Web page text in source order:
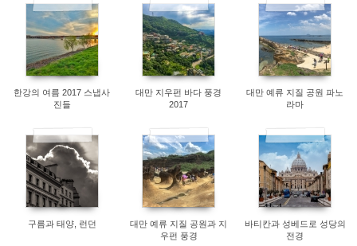
7995
한강의 여름 2017 스냅사
진들
8124
대만 지우펀 바다 풍경
2017
7927
대만 예류 지질 공원 파노
라마
구름과 태양, 런던
7891
대만 예류 지질 공원과 지
우펀 풍경
7990
바티칸과 성베드로 성당의
전경